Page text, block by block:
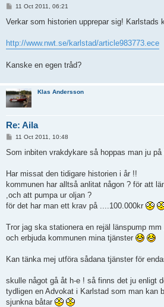
P
s
11 Oct 2011, 06:21
Verkar som historien upprepar sig! Karlstads
http://www.nwt.se/karlstad/article983773.ece
Kanske en egen tråd?
Klas Andersson
Re: Aila
P
s
11 Oct 2011, 10:48
Som inbiten vrakdykare så hoppas man ju på
Har missat den tidigare historien i år !!
kommunen har alltså anlitat någon ? för att
,och att pumpa ur oljan ?
för det har man ett krav på ....100.000kr
Tror jag ska stationera en rejäl länspump
och erbjuda kommunen mina tjänster
Kan tänka mej utföra sådana tjänster för
skulle något gå åt h-e ! så finns det ju enligt
tydligen en Advokat i Karlstad som man kan
sjunkna båtar